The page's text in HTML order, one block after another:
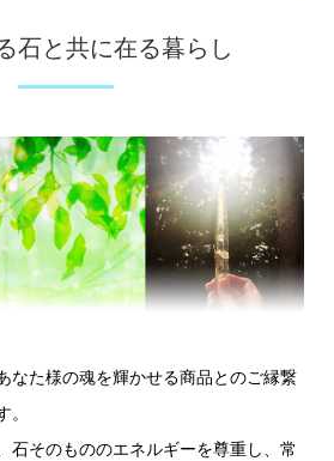
石と共に在る暮らし
なた様の魂を輝かせる商品とのご縁繋
石そのもののエネルギーを尊重し、常